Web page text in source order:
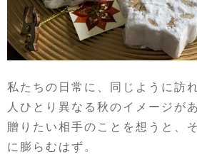
私たちの日常に、同じように訪
人ひとり異なる秋のイメージが
贈りたい相手のことを想うと、
に膨らむはず。